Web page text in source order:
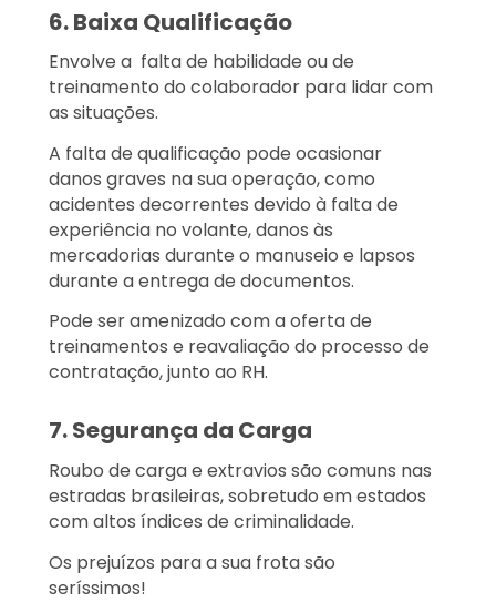
6. Baixa Qualificação
Envolve a falta de habilidade ou de
treinamento do colaborador para lidar com
as situações.
A falta de qualificação pode ocasionar
danos graves na sua operação, como
acidentes decorrentes devido à falta de
experiência no volante, danos às
mercadorias durante o manuseio e lapsos
durante a entrega de documentos.
Pode ser amenizado com a oferta de
treinamentos e reavaliação do processo de
contratação, junto ao RH.
7. Segurança da Carga
Roubo de carga e extravios são comuns nas
estradas brasileiras, sobretudo em estados
com altos índices de criminalidade.
Os prejuízos para a sua frota são
seríssimos!